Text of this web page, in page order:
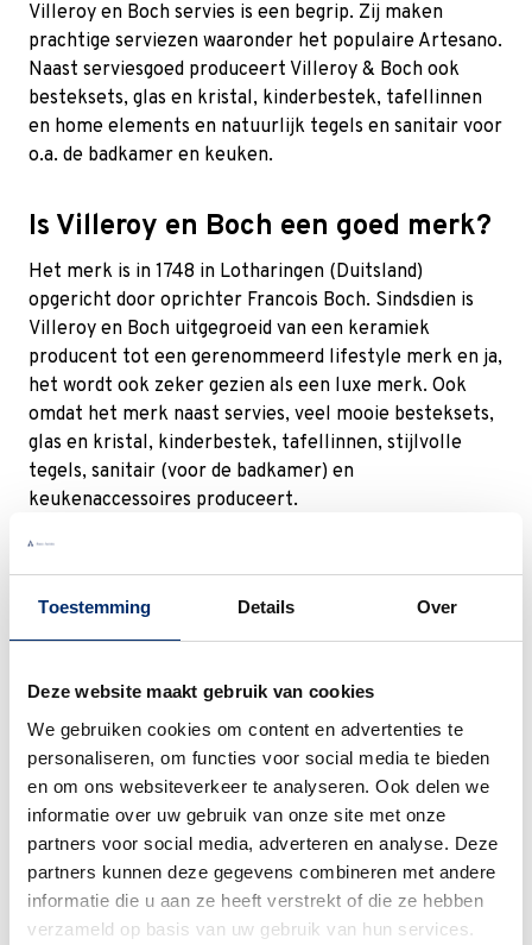
Toestemming Details Over
Deze website maakt gebruik van cookies
We gebruiken cookies om content en advertenties te
personaliseren, om functies voor social media te bieden
en om ons websiteverkeer te analyseren. Ook delen we
informatie over uw gebruik van onze site met onze
partners voor social media, adverteren en analyse. Deze
partners kunnen deze gegevens combineren met andere
informatie die u aan ze heeft verstrekt of die ze hebben
verzameld op basis van uw gebruik van hun services.
Villeroy en Boch servies is een begrip. Zij maken
prachtige serviezen waaronder het populaire Artesano.
Naast serviesgoed produceert Villeroy & Boch ook
besteksets, glas en kristal, kinderbestek, tafellinnen
en home elements en natuurlijk tegels en sanitair voor
o.a. de badkamer en keuken.
Is Villeroy en Boch een goed merk?
Het merk is in 1748 in Lotharingen (Duitsland)
opgericht door oprichter Francois Boch. Sindsdien is
Villeroy en Boch uitgegroeid van een keramiek
producent tot een gerenommeerd lifestyle merk en ja,
het wordt ook zeker gezien als een luxe merk. Ook
omdat het merk naast servies, veel mooie besteksets,
glas en kristal, kinderbestek, tafellinnen, stijlvolle
tegels, sanitair (voor de badkamer) en
keukenaccessoires produceert.
Populaire Villeroy en Boch
serviezen
collecties waaronder ook een aantal hardlopers zoals
Anmut-Platinum No.1 en No. 2,Artesano Original,
Artesano Provencal Lavendel,Avarua, BBQ Passion,
Celllini,Chateau Septfontaines,Clever Cooking,
Colourful Spring, Crafted Blueberry,Crafted Breeze
Crafted Cotton,Crafted Denim, Flow,For me,French
Garden, Gray Pearl,Ivoire, La Boule, Lave, Manoir,
Manufacture, Manufacture Collier, Manufacture Glow,
Manufacture Rock, Manufacture Rock Blanc,